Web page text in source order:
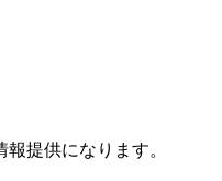
提供になります。